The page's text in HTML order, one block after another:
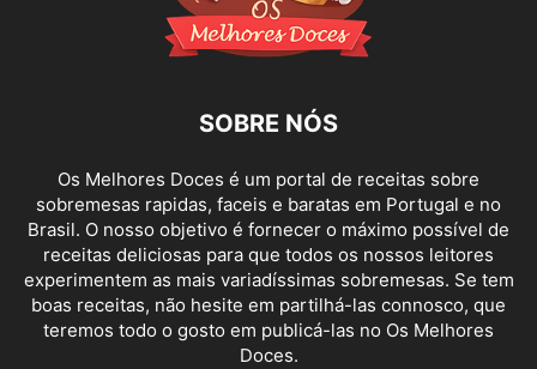
SOBRE NÓS
Os Melhores Doces é um portal de receitas sobre
sobremesas rapidas, faceis e baratas em Portugal e no
Brasil. O nosso objetivo é fornecer o máximo possível de
receitas deliciosas para que todos os nossos leitores
experimentem as mais variadíssimas sobremesas. Se tem
boas receitas, não hesite em partilhá-las connosco, que
teremos todo o gosto em publicá-las no Os Melhores
Doces.